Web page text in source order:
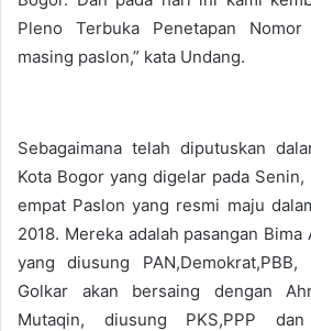
Pleno Terbuka Penetapan
masing paslon,” kata Undang.
Sebagaimana telah diputuskan
Kota Bogor yang digelar pada
empat Paslon yang resmi maju
2018. Mereka adalah pasangan Bima
yang diusung PAN,Demokrat,PBB,
Golkar akan bersaing dengan
Mutaqin, diusung PKS,PPP